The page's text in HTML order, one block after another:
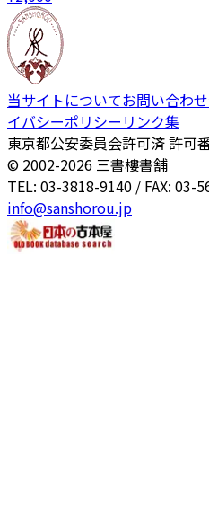
当サイトについてお問い合わせ
イバシーポリシー リンク集
東京都公安委員会許可済 許可
© 2002-2026 三書樓書舗
TEL: 03-3818-9140 / FAX: 03-
info@sanshorou.jp